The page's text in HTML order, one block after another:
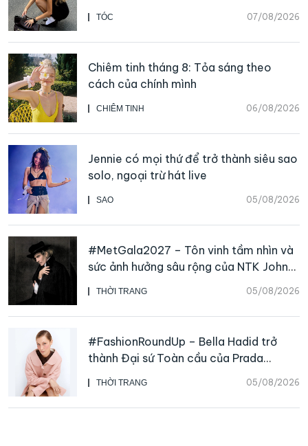
TÓC 07/08/2026
CHIÊM TINH 06/08/2026
Chiêm tinh tháng 8: Tỏa sáng theo
cách của chính mình
SAO 05/08/2026
Jennie có mọi thứ để trở thành siêu sao
solo, ngoại trừ hát live
THỜI TRANG 05/08/2026
#MetGala2027 – Tôn vinh tầm nhìn và
sức ảnh hưởng sâu rộng của NTK John
Galliano
THỜI TRANG 05/08/2026
#FashionRoundUp – Bella Hadid trở
thành Đại sứ Toàn cầu của Prada
Beauty, CHANEL mua lại Charvet